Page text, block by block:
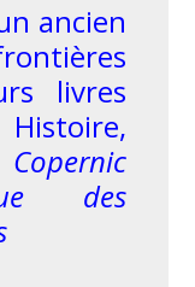
ancien
livres
des